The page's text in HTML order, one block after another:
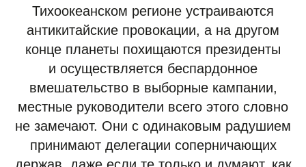
Тихоокеанском регионе устраиваются
антикитайские провокации, а на другом
конце планеты похищаются президенты
и осуществляется беспардонное
вмешательство в выборные кампании,
местные руководители всего этого словно
не замечают. Они с одинаковым радушием
принимают делегации соперничающих